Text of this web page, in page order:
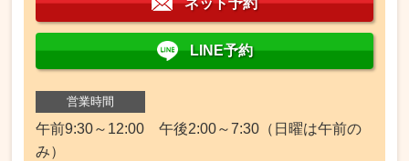
ネット予約
LINE予約
営業時間
午前9:30～12:00 午後2:00～7:30（日曜は午前の
み）